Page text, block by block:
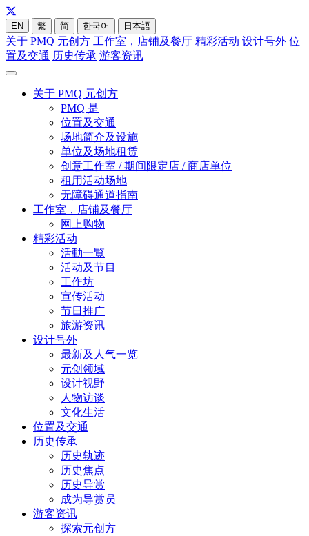
EN 繁 简 한국어 日本語
关于 PMQ 元创方 工作室，店铺及餐厅 精彩活动 设计号外 位
置及交通 历史传承 游客资讯
关于 PMQ 元创方
PMQ 是
位置及交通
场地简介及设施
单位及场地租赁
创意工作室 / 期间限定店 / 商店单位
租用活动场地
无障碍通道指南
工作室，店铺及餐厅
网上购物
精彩活动
活動一覧
活动及节目
工作坊
宣传活动
节日推广
旅游资讯
设计号外
最新及人气一览
元创领域
设计视野
人物访谈
文化生活
位置及交通
历史传承
历史轨迹
历史焦点
历史导赏
成为导赏员
游客资讯
探索元创方